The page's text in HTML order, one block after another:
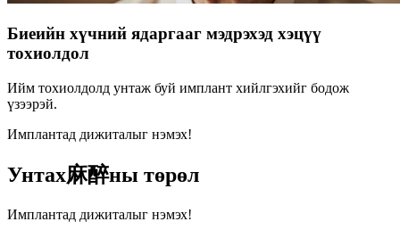
Биеийн хүчний ядаргааг мэдрэхэд хэцүү
тохиолдол
Ийм тохиолдолд унтаж буй имплант хийлгэхийг бодож
үзээрэй.
Имплантад дижиталыг нэмэх!
Унтах麻醉ны төрөл
Имплантад дижиталыг нэмэх!